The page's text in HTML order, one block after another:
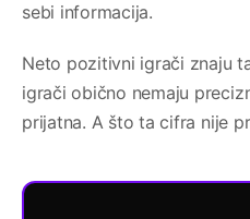
sebi informacija.
Neto pozitivni igrači znaju
igrači obično nemaju
prijatna. A što ta cifra nije